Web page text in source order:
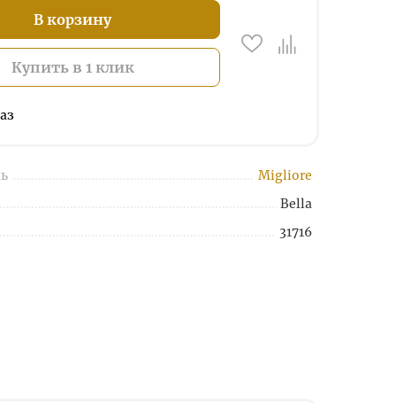
В корзину
Купить в 1 клик
Migliore
Bella
31716